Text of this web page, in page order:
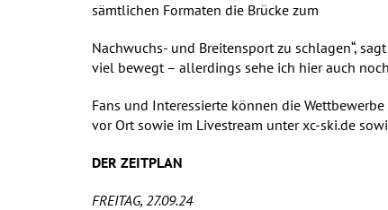
sämtlichen Formaten die Brücke zum
Nachwuchs- und Breitensport zu schlagen“,
viel bewegt – allerdings sehe ich hier auch
Fans und Interessierte können die
vor Ort sowie im Livestream unter xc-ski.de
DER ZEITPLAN
FREITAG, 27.09.24